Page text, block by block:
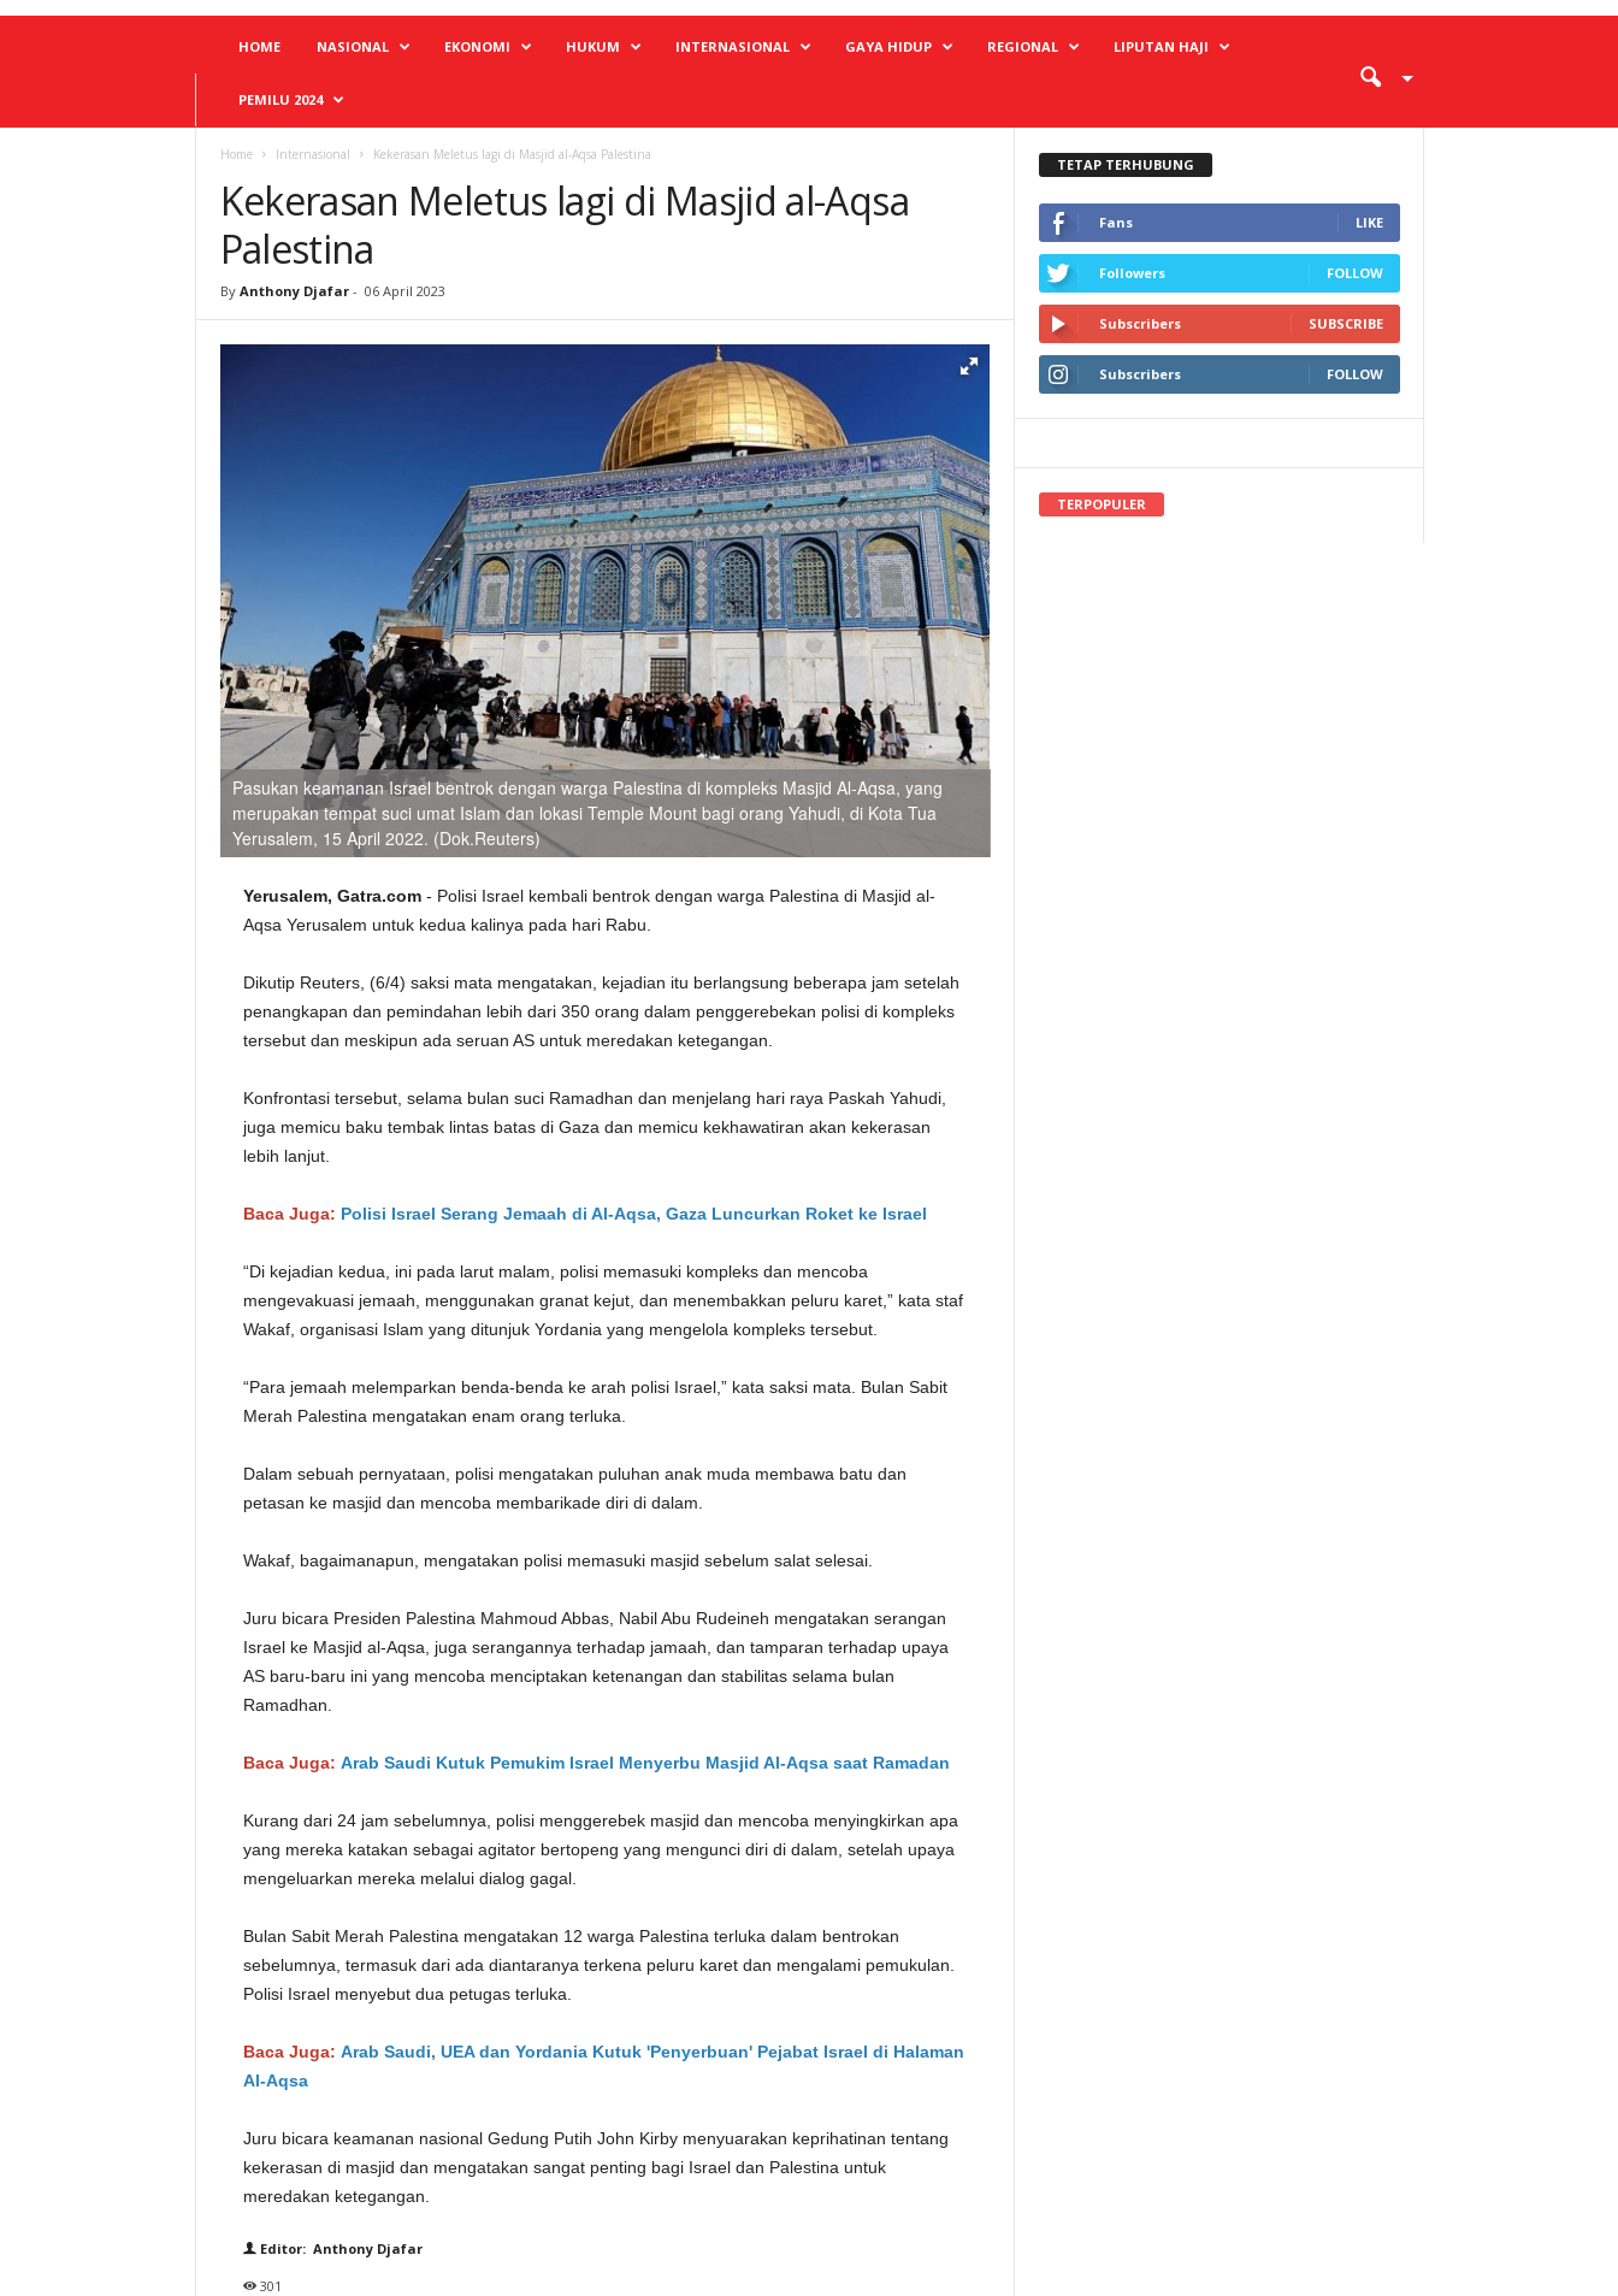
HOME NASIONAL EKONOMI HUKUM INTERNASIONAL GAYA HIDUP REGIONAL LIPUTAN HAJI
PEMILU 2024
Home Internasional Kekerasan Meletus lagi di Masjid al-Aqsa Palestina
Kekerasan Meletus lagi di Masjid al-Aqsa
Palestina
By Anthony Djafar - 06 April 2023
Pasukan keamanan Israel bentrok dengan warga Palestina di kompleks Masjid Al-Aqsa, yang
merupakan tempat suci umat Islam dan lokasi Temple Mount bagi orang Yahudi, di Kota Tua
Yerusalem, 15 April 2022. (Dok.Reuters)
Yerusalem, Gatra.com - Polisi Israel kembali bentrok dengan warga Palestina di Masjid al-
Aqsa Yerusalem untuk kedua kalinya pada hari Rabu.
Dikutip Reuters, (6/4) saksi mata mengatakan, kejadian itu berlangsung beberapa jam setelah
penangkapan dan pemindahan lebih dari 350 orang dalam penggerebekan polisi di kompleks
tersebut dan meskipun ada seruan AS untuk meredakan ketegangan.
Konfrontasi tersebut, selama bulan suci Ramadhan dan menjelang hari raya Paskah Yahudi,
juga memicu baku tembak lintas batas di Gaza dan memicu kekhawatiran akan kekerasan
lebih lanjut.
Baca Juga: Polisi Israel Serang Jemaah di Al-Aqsa, Gaza Luncurkan Roket ke Israel
“Di kejadian kedua, ini pada larut malam, polisi memasuki kompleks dan mencoba
mengevakuasi jemaah, menggunakan granat kejut, dan menembakkan peluru karet,” kata staf
Wakaf, organisasi Islam yang ditunjuk Yordania yang mengelola kompleks tersebut.
“Para jemaah melemparkan benda-benda ke arah polisi Israel,” kata saksi mata. Bulan Sabit
Merah Palestina mengatakan enam orang terluka.
Dalam sebuah pernyataan, polisi mengatakan puluhan anak muda membawa batu dan
petasan ke masjid dan mencoba membarikade diri di dalam.
Wakaf, bagaimanapun, mengatakan polisi memasuki masjid sebelum salat selesai.
Juru bicara Presiden Palestina Mahmoud Abbas, Nabil Abu Rudeineh mengatakan serangan
Israel ke Masjid al-Aqsa, juga serangannya terhadap jamaah, dan tamparan terhadap upaya
AS baru-baru ini yang mencoba menciptakan ketenangan dan stabilitas selama bulan
Ramadhan.
Baca Juga: Arab Saudi Kutuk Pemukim Israel Menyerbu Masjid Al-Aqsa saat Ramadan
Kurang dari 24 jam sebelumnya, polisi menggerebek masjid dan mencoba menyingkirkan apa
yang mereka katakan sebagai agitator bertopeng yang mengunci diri di dalam, setelah upaya
mengeluarkan mereka melalui dialog gagal.
Bulan Sabit Merah Palestina mengatakan 12 warga Palestina terluka dalam bentrokan
sebelumnya, termasuk dari ada diantaranya terkena peluru karet dan mengalami pemukulan.
Polisi Israel menyebut dua petugas terluka.
Baca Juga: Arab Saudi, UEA dan Yordania Kutuk 'Penyerbuan' Pejabat Israel di Halaman
Al-Aqsa
Juru bicara keamanan nasional Gedung Putih John Kirby menyuarakan keprihatinan tentang
kekerasan di masjid dan mengatakan sangat penting bagi Israel dan Palestina untuk
meredakan ketegangan.
Editor: Anthony Djafar
301
TETAP TERHUBUNG
Fans LIKE
Followers FOLLOW
Subscribers SUBSCRIBE
Subscribers FOLLOW